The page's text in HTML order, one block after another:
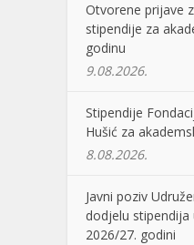
Otvorene prijave
stipendije za
godinu
9.08.2026.
Stipendije
Hušić za
8.08.2026.
Javni poziv
dodjelu stipendija
2026/27. godini